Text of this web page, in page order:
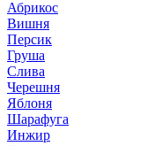
Абрикос
Вишня
Персик
Груша
Слива
Черешня
Яблоня
Шарафуга
Инжир